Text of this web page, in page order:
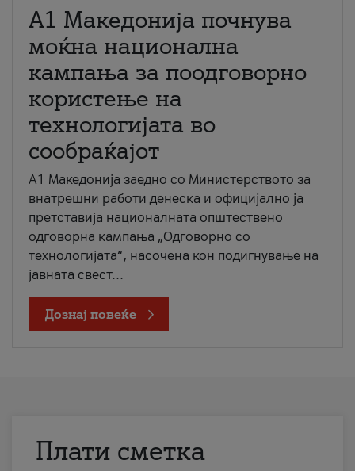
A1 Македонија почнува
моќна национална
кампања за поодговорно
користење на
технологијата во
сообраќајот
A1 Македонија заедно со Министерството за
внатрешни работи денеска и официјално ја
претставија националната општествено
одговорна кампања „Одговорно со
технологијата“, насочена кон подигнување на
јавната свест...
Дознај повеќе
Плати сметка